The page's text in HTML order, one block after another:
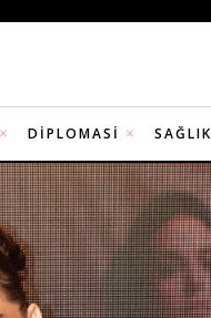
DIPLOMASI SAĞLIK